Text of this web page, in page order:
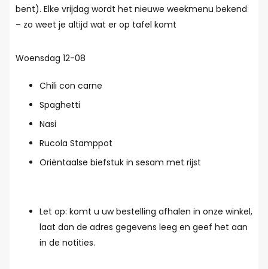
bent). Elke vrijdag wordt het nieuwe weekmenu bekend
– zo weet je altijd wat er op tafel komt
Woensdag 12-08
Chili con carne
Spaghetti
Nasi
Rucola Stamppot
Oriëntaalse biefstuk in sesam met rijst
Let op: komt u uw bestelling afhalen in onze winkel,
laat dan de adres gegevens leeg en geef het aan
in de notities.